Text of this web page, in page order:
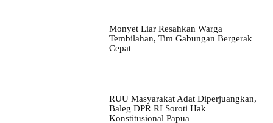
Monyet Liar Resahkan Warga
Tembilahan, Tim Gabungan Bergerak
Cepat
RUU Masyarakat Adat Diperjuangkan,
Baleg DPR RI Soroti Hak
Konstitusional Papua